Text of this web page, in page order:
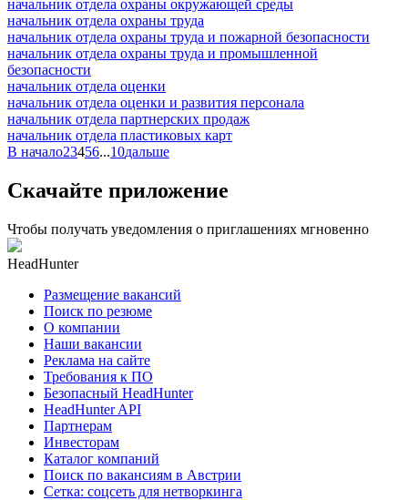
начальник отдела охраны окружающей среды
начальник отдела охраны труда
начальник отдела охраны труда и пожарной безопасности
начальник отдела охраны труда и промышленной
безопасности
начальник отдела оценки
начальник отдела оценки и развития персонала
начальник отдела партнерских продаж
начальник отдела пластиковых карт
В начало23456...10дальше
Скачайте приложение
Чтобы получать уведомления о приглашениях мгновенно
HeadHunter
Размещение вакансий
Поиск по резюме
О компании
Наши вакансии
Реклама на сайте
Требования к ПО
Безопасный HeadHunter
HeadHunter API
Партнерам
Инвесторам
Каталог компаний
Поиск по вакансиям в Австрии
Сетка: соцсеть для нетворкинга